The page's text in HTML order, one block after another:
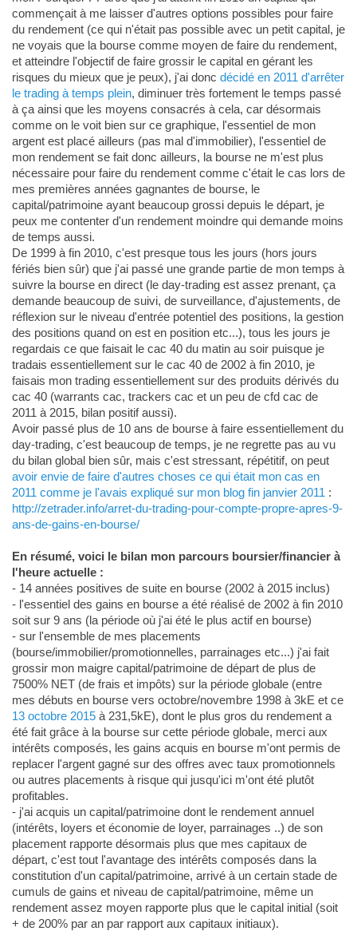
commençait à me laisser d'autres options possibles pour faire
du rendement (ce qui n'était pas possible avec un petit capital, je
ne voyais que la bourse comme moyen de faire du rendement,
et atteindre l'objectif de faire grossir le capital en gérant les
risques du mieux que je peux), j'ai donc décidé en 2011 d'arrêter
le trading à temps plein, diminuer très fortement le temps passé
à ça ainsi que les moyens consacrés à cela, car désormais
comme on le voit bien sur ce graphique, l'essentiel de mon
argent est placé ailleurs (pas mal d'immobilier), l'essentiel de
mon rendement se fait donc ailleurs, la bourse ne m'est plus
nécessaire pour faire du rendement comme c'était le cas lors de
mes premières années gagnantes de bourse, le
capital/patrimoine ayant beaucoup grossi depuis le départ, je
peux me contenter d'un rendement moindre qui demande moins
de temps aussi.
De 1999 à fin 2010, c'est presque tous les jours (hors jours
fériés bien sûr) que j'ai passé une grande partie de mon temps à
suivre la bourse en direct (le day-trading est assez prenant, ça
demande beaucoup de suivi, de surveillance, d'ajustements, de
réflexion sur le niveau d'entrée potentiel des positions, la gestion
des positions quand on est en position etc...), tous les jours je
regardais ce que faisait le cac 40 du matin au soir puisque je
tradais essentiellement sur le cac 40 de 2002 à fin 2010, je
faisais mon trading essentiellement sur des produits dérivés du
cac 40 (warrants cac, trackers cac et un peu de cfd cac de
2011 à 2015, bilan positif aussi).
Avoir passé plus de 10 ans de bourse à faire essentiellement du
day-trading, c'est beaucoup de temps, je ne regrette pas au vu
du bilan global bien sûr, mais c'est stressant, répétitif, on peut
avoir envie de faire d'autres choses ce qui était mon cas en
2011 comme je l'avais expliqué sur mon blog fin janvier 2011 :
http://zetrader.info/arret-du-trading-pour-compte-propre-apres-9-
ans-de-gains-en-bourse/
En résumé, voici le bilan mon parcours boursier/financier à
l'heure actuelle :
- 14 années positives de suite en bourse (2002 à 2015 inclus)
- l'essentiel des gains en bourse a été réalisé de 2002 à fin 2010
soit sur 9 ans (la période où j'ai été le plus actif en bourse)
- sur l'ensemble de mes placements
(bourse/immobilier/promotionnelles, parrainages etc...) j'ai fait
grossir mon maigre capital/patrimoine de départ de plus de
7500% NET (de frais et impôts) sur la période globale (entre
mes débuts en bourse vers octobre/novembre 1998 à 3kE et ce
13 octobre 2015à 231,5kE), dont le plus gros du rendement a
été fait grâce à la bourse sur cette période globale, merci aux
intérêts composés, les gains acquis en bourse m'ont permis de
replacer l'argent gagné sur des offres avec taux promotionnels
ou autres placements à risque qui jusqu'ici m'ont été plutôt
profitables.
- j'ai acquis un capital/patrimoine dont le rendement annuel
(intérêts, loyers et économie de loyer, parrainages ..) de son
placement rapporte désormais plus que mes capitaux de
départ, c'est tout l'avantage des intérêts composés dans la
constitution d'un capital/patrimoine, arrivé à un certain stade de
cumuls de gains et niveau de capital/patrimoine, même un
rendement assez moyen rapporte plus que le capital initial (soit
+ de 200% par an par rapport aux capitaux initiaux).